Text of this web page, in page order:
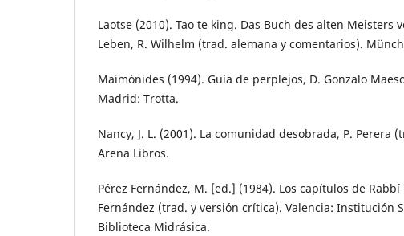
Laotse (2010). Tao te king. Das Buch des alten Meisters
Leben, R. Wilhelm (trad. alemana y comentarios).
Maimónides (1994). Guía de perplejos, D. Gonzalo
Madrid: Trotta.
Nancy, J. L. (2001). La comunidad desobrada, P. Perera
Arena Libros.
Pérez Fernández, M. [ed.] (1984). Los capítulos de Rabbí
Fernández (trad. y versión crítica). Valencia: Institución
Biblioteca Midrásica.